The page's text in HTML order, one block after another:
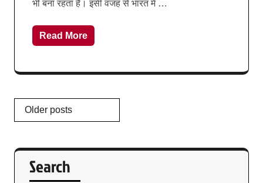
भी बना रहता है। इसी वजह से भारत में …
Read More
Older posts
Search